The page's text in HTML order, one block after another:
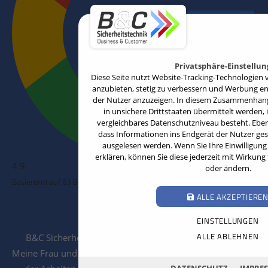
Privatsphäre-
Diese Seite nutzt Website-Tracking-
anzubieten, stetig zu verbessern und Werbung
der Nutzer anzuzeigen. In diesem
in unsichere Drittstaaten übermittelt werden,
vergleichbares Datenschutzniveau besteht.
dass Informationen ins Endgerät der Nutzer
ausgelesen werden. Wenn Sie Ihre
erklären, können Sie diese jederzeit mit
oder ändern.
ALLE
EINSTELLUNGEN
ALLE ABLEHNEN
4.9
Basierend auf 63 Bewertungen
Stephan Frense
B&C Sicherheitstechnik ist ein klasse Unternehmen!!!
Meine Frau und ich sind sehr zufrieden mit der Ausführung